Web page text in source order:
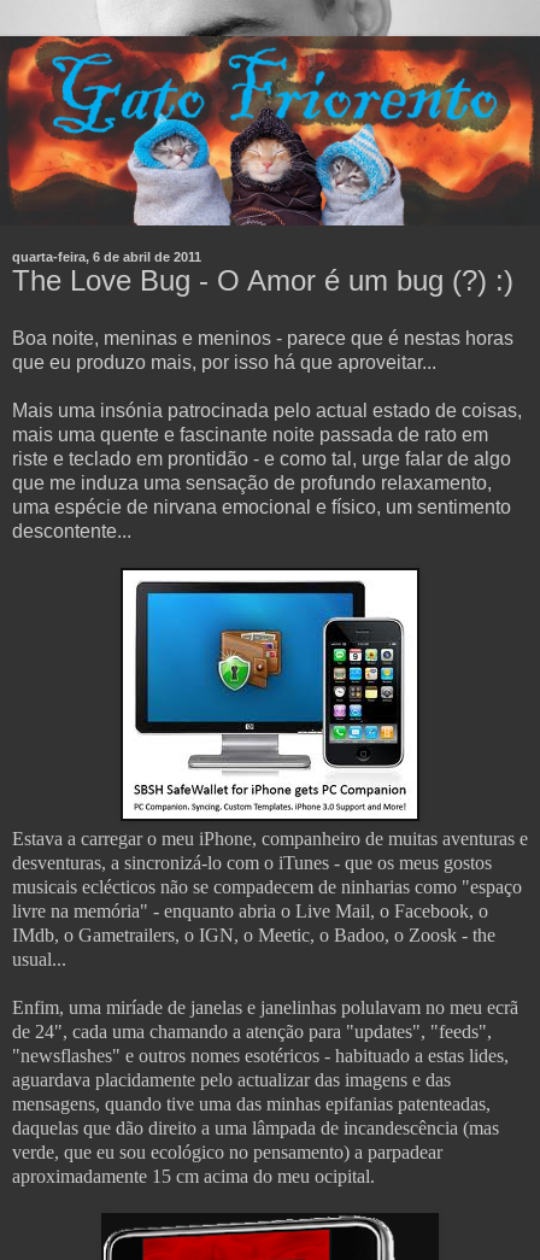
quarta-feira, 6 de abril de 2011
The Love Bug - O Amor é um bug (?) :)
Boa noite, meninas e meninos - parece que é nestas horas
que eu produzo mais, por isso há que aproveitar...
Mais uma insónia patrocinada pelo actual estado de coisas,
mais uma quente e fascinante noite passada de rato em
riste e teclado em prontidão - e como tal, urge falar de algo
que me induza uma sensação de profundo relaxamento,
uma espécie de nirvana emocional e físico, um sentimento
descontente...
Estava a carregar o meu iPhone, companheiro de muitas aventuras e
desventuras, a sincronizá-lo com o iTunes - que os meus gostos
musicais eclécticos não se compadecem de ninharias como "espaço
livre na memória" - enquanto abria o Live Mail, o Facebook, o
IMdb, o Gametrailers, o IGN, o Meetic, o Badoo, o Zoosk - the
usual...
Enfim, uma miríade de janelas e janelinhas polulavam no meu ecrã
de 24", cada uma chamando a atenção para "updates", "feeds",
"newsflashes" e outros nomes esotéricos - habituado a estas lides,
aguardava placidamente pelo actualizar das imagens e das
mensagens, quando tive uma das minhas epifanias patenteadas,
daquelas que dão direito a uma lâmpada de incandescência (mas
verde, que eu sou ecológico no pensamento) a parpadear
aproximadamente 15 cm acima do meu ocipital.